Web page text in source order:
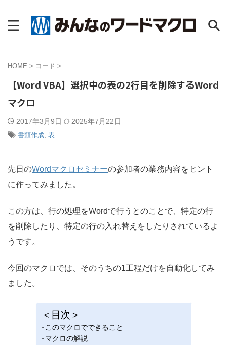
HOME > コード >
【Word VBA】選択中の表の2行目を削除するWord
マクロ
2017年3月9日 2025年7月22日
書類作成, 表
先日のWordマクロセミナーの参加者の業務内容をヒント
に作ってみました。
この方は、行の処理をWordで行うとのことで、特定の行
を削除したり、特定の行の入れ替えをしたりされているよ
うです。
今回のマクロでは、そのうちの1工程だけを自動化してみ
ました。
＜目次＞
このマクロでできること
マクロの解説